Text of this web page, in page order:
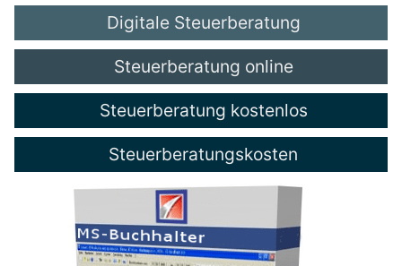
Digitale Steuerberatung
Steuerberatung online
Steuerberatung kostenlos
Steuerberatungskosten